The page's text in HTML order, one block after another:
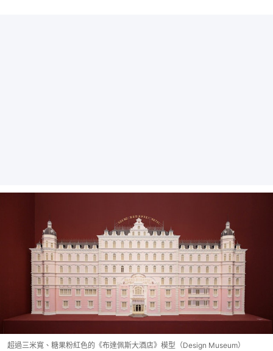
超過三米寬、糖果粉紅色的《布達佩斯大酒店》模型（Design Museum）